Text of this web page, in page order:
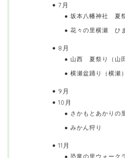
7月
坂本八幡神社 夏
花々の里横瀬 ひ
8月
山西 夏祭り（山
横瀬盆踊り（横瀬）
9月
10月
さかもとあかりの
みかん狩り
11月
恐竜の里ウォーク